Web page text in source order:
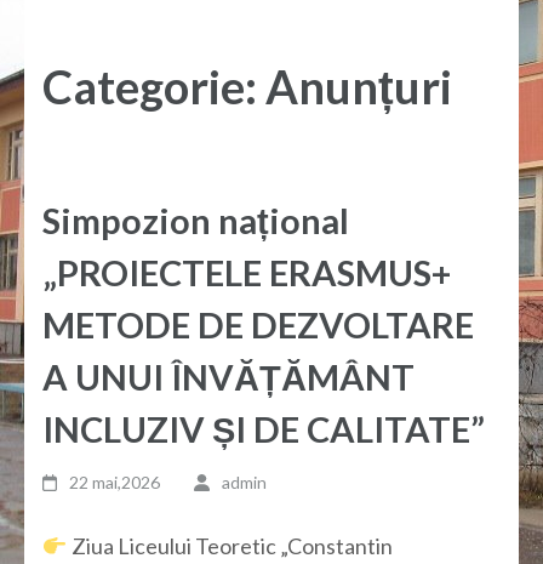
Categorie: Anunțuri
Simpozion național
„PROIECTELE ERASMUS+
METODE DE DEZVOLTARE
A UNUI ÎNVĂȚĂMÂNT
INCLUZIV ȘI DE CALITATE”
22 mai,2026 admin
Ziua Liceului Teoretic „Constantin